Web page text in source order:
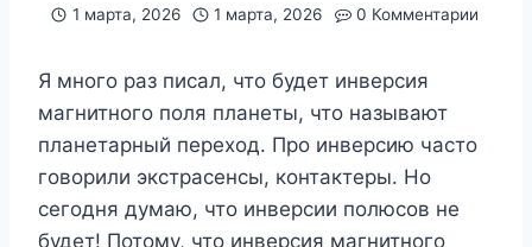
1 марта, 2026 1 марта, 2026 0 Комментарии
Я много раз писал, что будет инверсия
магнитного поля планеты, что называют
планетарный переход. Про инверсию часто
говорили экстрасенсы, контактеры. Но
сегодня думаю, что инверсии полюсов не
будет! Потому, что инверсия магнитного